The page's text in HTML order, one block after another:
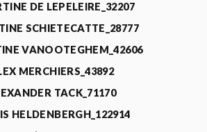
DE LEPELEIRE_32207
SCHIETECATTE_28777
VANOOTEGHEM_42606
MERCHIERS_43892
TACK_71170
HELDENBERGH_122914